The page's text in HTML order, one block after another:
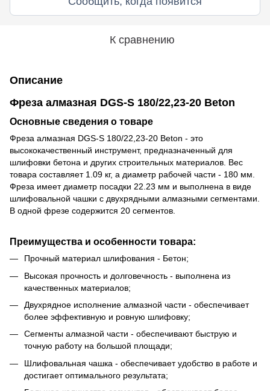
К сравнению
Описание
Фреза алмазная DGS-S 180/22,23-20 Beton
Основные сведения о товаре
Фреза алмазная DGS-S 180/22,23-20 Beton - это
высококачественный инструмент, предназначенный для
шлифовки бетона и других строительных материалов. Вес
товара составляет 1.09 кг, а диаметр рабочей части - 180 мм.
Фреза имеет диаметр посадки 22.23 мм и выполнена в виде
шлифовальной чашки с двухрядными алмазными сегментами.
В одной фрезе содержится 20 сегментов.
Преимущества и особенности товара:
Прочный материал шлифования - Бетон;
Высокая прочность и долговечность - выполнена из
качественных материалов;
Двухрядное исполнение алмазной части - обеспечивает
более эффективную и ровную шлифовку;
Сегменты алмазной части - обеспечивают быструю и
точную работу на большой площади;
Шлифовальная чашка - обеспечивает удобство в работе и
достигает оптимального результата;